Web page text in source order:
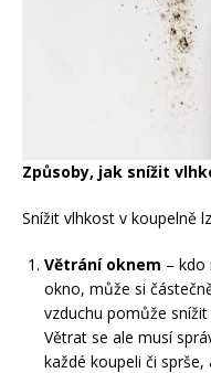
Způsoby, jak snížit
Snížit vlhkost v koupelně
Větrání oknem – kdo
okno, může si
vzduchu pomůže
Větrat se ale musí
každé koupeli či